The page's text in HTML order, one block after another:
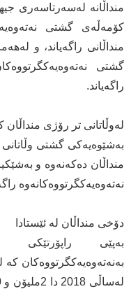
كۆمەڵەی گشتی
گشتی
راگەیاند.
لەوڵاتانی تر رۆژی منداڵان
منداڵان دەكەنەوە و
نەتەوەیەكگرتووەكانەوە
دۆخی منداڵان لە ئێستادا
بەپێی
بەنەتەوەیەكگرتووەكان كە